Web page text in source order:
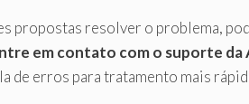
propostas resolver o problema,
em contato com o suporte da
de erros para tratamento mais